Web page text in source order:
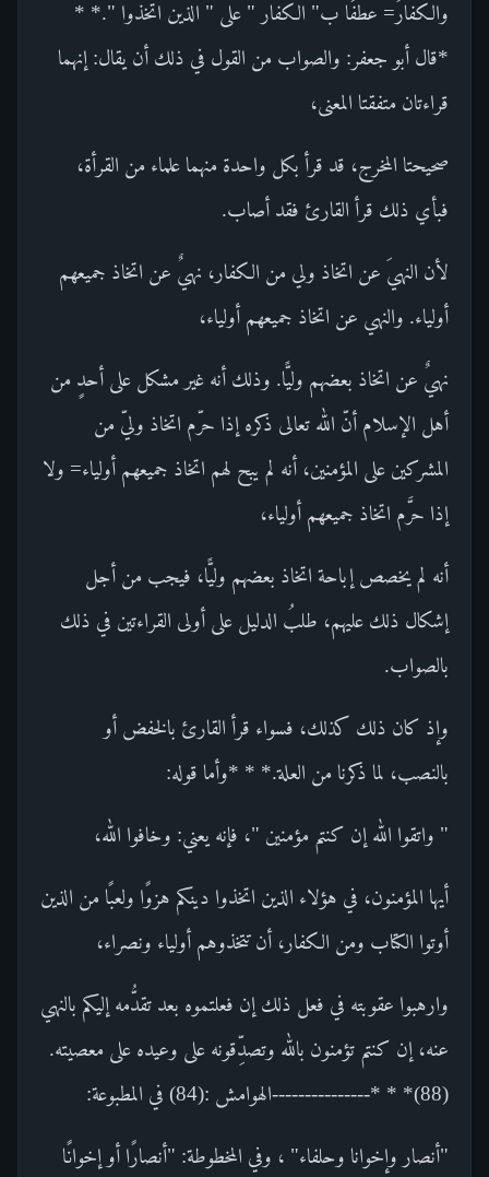
والكفارَ= عطفًا ب" الكفار " على " الذين اتخذوا ".* *
*قال أبو جعفر: والصواب من القول في ذلك أن يقال: إنهما
قراءتان متفقتا المعنى،
صحيحتا المخرج، قد قرأ بكل واحدة منهما علماء من القرأة،
فبأي ذلك قرأ القارئ فقد أصاب.
لأن النهيَ عن اتخاذ ولي من الكفار، نهيٌ عن اتخاذ جميعهم
أولياء. والنهي عن اتخاذ جميعهم أولياء،
نهيٌ عن اتخاذ بعضهم وليًّا. وذلك أنه غير مشكل على أحدٍ من
أهل الإسلام أنّ الله تعالى ذكره إذا حرّم اتخاذ وليّ من
المشركين على المؤمنين، أنه لم يبح لهم اتخاذ جميعهم أولياء= ولا
إذا حرَّم اتخاذ جميعهم أولياء،
أنه لم يخصص إباحة اتخاذ بعضهم وليًّا، فيجب من أجل
إشكال ذلك عليهم، طلبُ الدليل على أولى القراءتين في ذلك
بالصواب.
وإذ كان ذلك كذلك، فسواء قرأ القارئ بالخفض أو
بالنصب، لما ذكرنا من العلة.* * *وأما قوله:
" واتقوا الله إن كنتم مؤمنين "، فإنه يعني: وخافوا الله،
أيها المؤمنون، في هؤلاء الذين اتخذوا دينكم هزوًا ولعبًا من الذين
أوتوا الكتاب ومن الكفار، أن تتخذوهم أولياء ونصراء،
وارهبوا عقوبته في فعل ذلك إن فعلتموه بعد تقدُّمه إليكم بالنهي
عنه، إن كنتم تؤمنون بالله وتصدِّقونه على وعيده على معصيته.
(88)* * *---------------الهوامش :(84) في المطبوعة:
"أنصار وإخوانا وحلفاء" ، وفي المخطوطة: "أنصارًا أو إخوانًا